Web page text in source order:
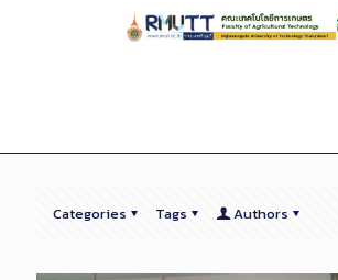
Categories Tags Authors